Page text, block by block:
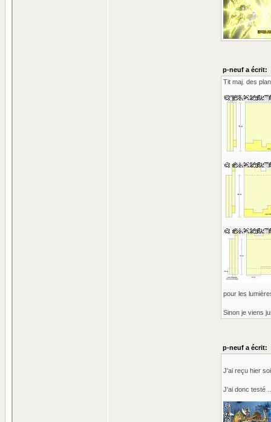
p-neuf a écrit:
Tit maj. des
pour les
Sinon je viens
p-neuf a écrit:
J'ai reçu hier
J'ai donc testé